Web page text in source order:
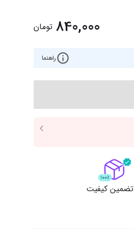
840,000 تومان
راهنما
تضمین کیفیت